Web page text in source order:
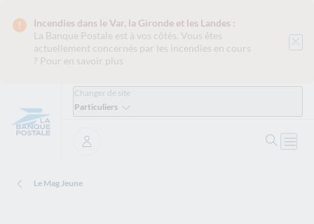
Incendies dans le Var, la Gironde et les Landes :
La Banque Postale est à vos côtés. Vous êtes
actuellement concernés par les incendies en cours
? Pour en savoir plus
Changer de site
Particuliers
Se connecter
Le Mag Jeune